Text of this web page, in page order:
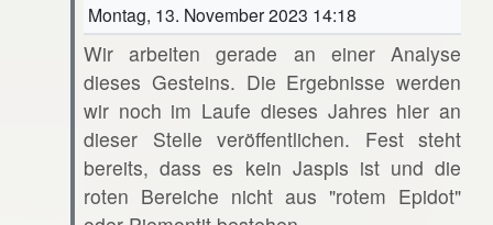
Montag, 13. November 2023 14:18
Wir arbeiten gerade an einer Analyse
dieses Gesteins. Die Ergebnisse werden
wir noch im Laufe dieses Jahres hier an
dieser Stelle veröffentlichen. Fest steht
bereits, dass es kein Jaspis ist und die
roten Bereiche nicht aus "rotem Epidot"